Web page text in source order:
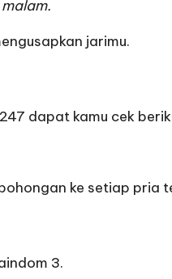
jarimu.
dapat kamu cek
ke setiap pria
3.